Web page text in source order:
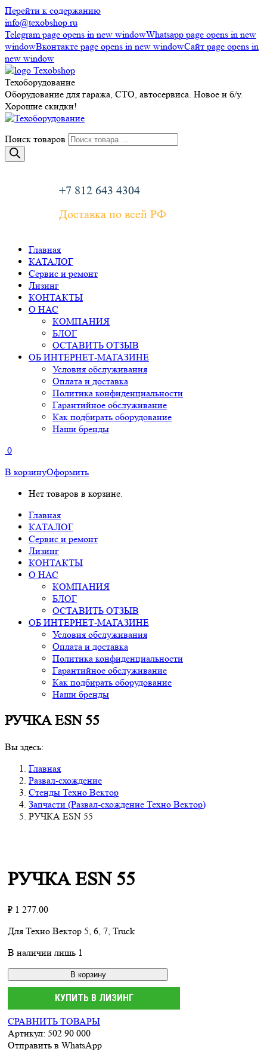
Перейти к содержанию
info@texobshop.ru
Telegram page opens in new windowWhatsapp page opens in new
windowВконтакте page opens in new windowСайт page opens in
new window
Техоборудование
Оборудование для гаража, СТО, автосервиса. Новое и б/у.
Хорошие скидки!
Поиск товаров
+7 812 643 4304
Доставка по всей РФ
Главная
КАТАЛОГ
Сервис и ремонт
Лизинг
КОНТАКТЫ
О НАС
КОМПАНИЯ
БЛОГ
ОСТАВИТЬ ОТЗЫВ
ОБ ИНТЕРНЕТ-МАГАЗИНЕ
Условия обслуживания
Оплата и доставка
Политика конфиденциальности
Гарантийное обслуживание
Как подбирать оборудование
Наши бренды
0
В корзинуОформить
Нет товаров в корзине.
Главная
КАТАЛОГ
Сервис и ремонт
Лизинг
КОНТАКТЫ
О НАС
КОМПАНИЯ
БЛОГ
ОСТАВИТЬ ОТЗЫВ
ОБ ИНТЕРНЕТ-МАГАЗИНЕ
Условия обслуживания
Оплата и доставка
Политика конфиденциальности
Гарантийное обслуживание
Как подбирать оборудование
Наши бренды
РУЧКА ESN 55
Вы здесь:
Главная
Развал-схождение
Стенды Техно Вектор
Запчасти (Развал-схождение Техно Вектор)
РУЧКА ESN 55
РУЧКА ESN 55
₽ 1 277.00
Для Техно Вектор 5, 6, 7, Truck
В наличии лишь 1
В корзину
КУПИТЬ В ЛИЗИНГ
СРАВНИТЬ ТОВАРЫ
Артикул: 502 90 000
Отправить в WhatsApp